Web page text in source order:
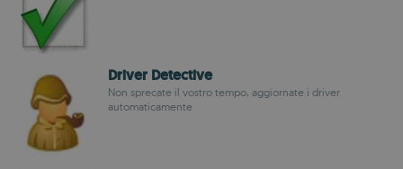
Driver Detective
Non sprecate il vostro tempo, aggiornate i driver
automaticamente